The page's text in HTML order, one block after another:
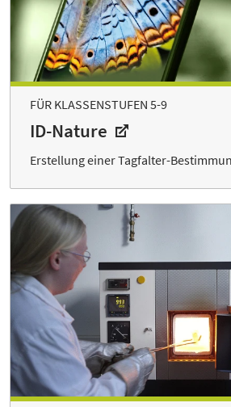
FÜR KLASSENSTUFEN 5-9
ID-Nature
Erstellung einer Tagfalter-